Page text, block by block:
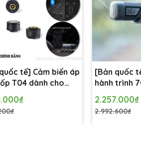
tế] Cảm biến áp
T04 dành cho
70Mai M500
[Bản quốc
hành trình
2.257.000₫
2.992.600₫